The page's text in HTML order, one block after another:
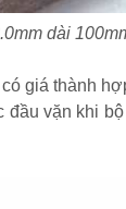
dài
có giá thành
vặn khi